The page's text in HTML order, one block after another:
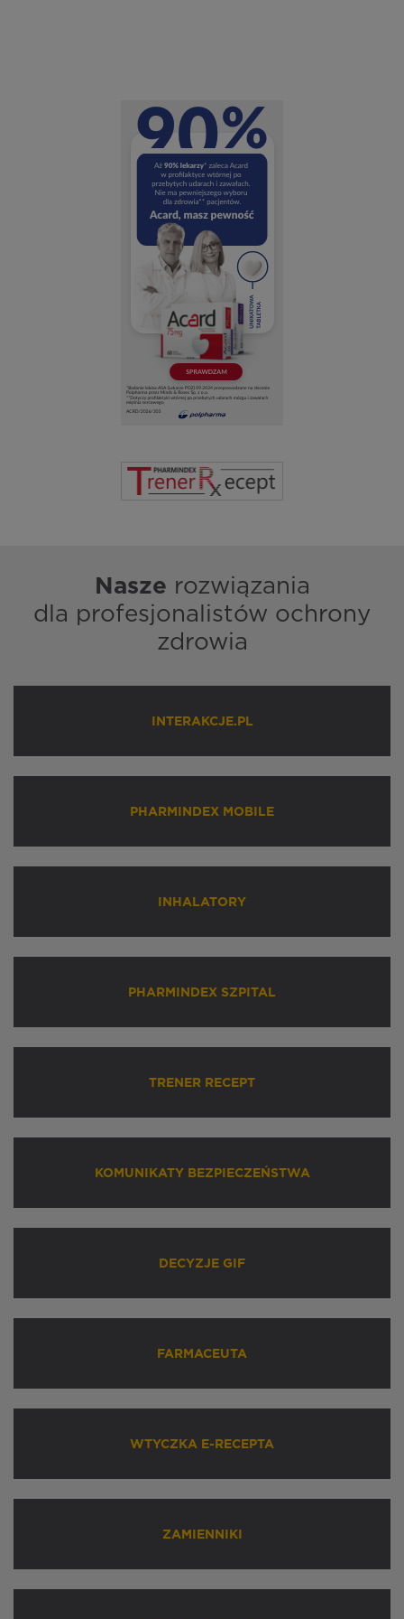
Nasze rozwiązania
dla profesjonalistów ochrony
zdrowia
INTERAKCJE.PL
PHARMINDEX MOBILE
INHALATORY
PHARMINDEX SZPITAL
TRENER RECEPT
KOMUNIKATY BEZPIECZEŃSTWA
DECYZJE GIF
FARMACEUTA
WTYCZKA E-RECEPTA
ZAMIENNIKI